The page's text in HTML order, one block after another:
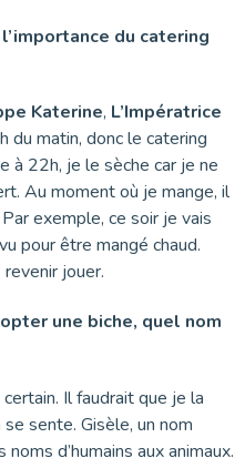
du catering
Katerine, L’Impératrice
du matin, donc le catering
à 22h, je le sèche car je ne
Au moment où je mange, il
exemple, ce soir je vais
pour être mangé chaud.
revenir jouer.
une biche, quel nom
certain. Il faudrait que je la
sente. Gisèle, un nom
noms d’humains aux animaux.